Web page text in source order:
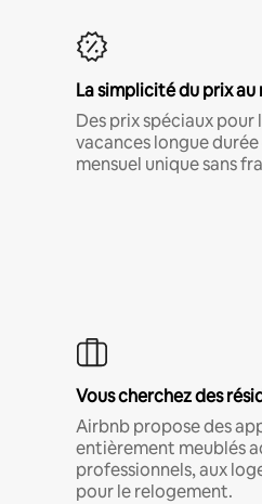
La simplicité du prix au
Des prix spéciaux pour
vacances longue
mensuel unique sans
Vous cherchez des
Airbnb propose des
entièrement meublés
professionnels, aux
pour le relogement.